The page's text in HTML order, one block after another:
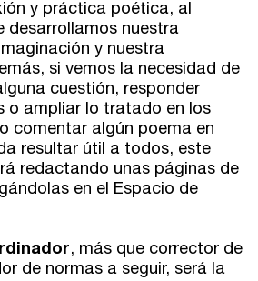
y práctica poética, al
desarrollamos nuestra
y nuestra
si vemos la necesidad de
cuestión, responder
o ampliar lo tratado en los
comentar algún poema en
resultar útil a todos, este
redactando unas páginas de
en el Espacio de
, más que corrector de
de normas a seguir, será la